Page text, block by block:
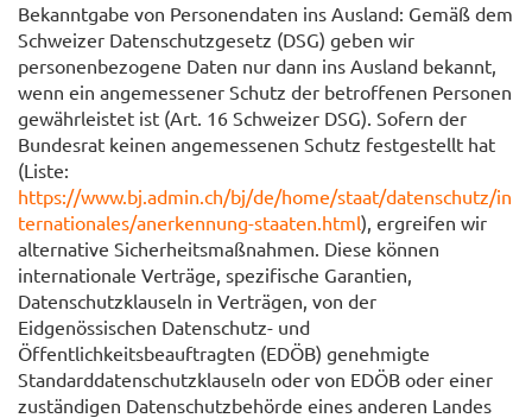
Bekanntgabe von Personendaten ins Ausland: Gemäß dem
Schweizer Datenschutzgesetz (DSG) geben wir
personenbezogene Daten nur dann ins Ausland bekannt,
wenn ein angemessener Schutz der betroffenen Personen
gewährleistet ist (Art. 16 Schweizer DSG). Sofern der
Bundesrat keinen angemessenen Schutz festgestellt hat
(Liste:
https://www.bj.admin.ch/bj/de/home/staat/datenschutz/in
ternationales/anerkennung-staaten.html), ergreifen wir
alternative Sicherheitsmaßnahmen. Diese können
internationale Verträge, spezifische Garantien,
Datenschutzklauseln in Verträgen, von der
Eidgenössischen Datenschutz- und
Öffentlichkeitsbeauftragten (EDÖB) genehmigte
Standarddatenschutzklauseln oder von EDÖB oder einer
zuständigen Datenschutzbehörde eines anderen Landes